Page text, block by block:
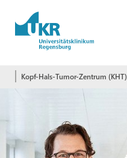
Springe zum Hauptinhalt
Kopf-Hals-Tumor-Zentrum (KHT)